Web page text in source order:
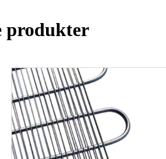
produkter